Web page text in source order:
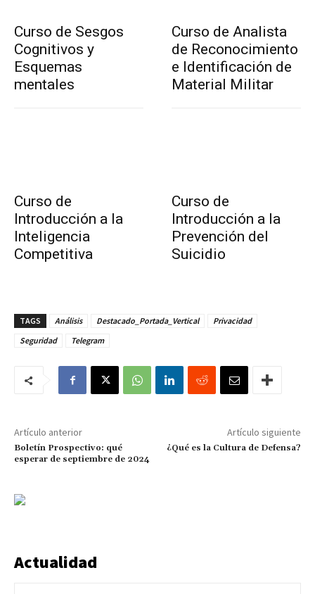
Curso de Sesgos
Cognitivos y
Esquemas
mentales
Curso de Analista
de Reconocimiento
e Identificación de
Material Militar
Curso de
Introducción a la
Inteligencia
Competitiva
Curso de
Introducción a la
Prevención del
Suicidio
TAGS Análisis Destacado_Portada_Vertical
Privacidad
Seguridad
Telegram
Artículo anterior
Boletín Prospectivo: qué
esperar de septiembre de 2024
Artículo siguiente
¿Qué es la Cultura de Defensa?
Actualidad